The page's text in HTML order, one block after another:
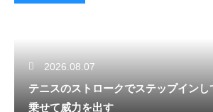
2026.08.07
テニスのストロークでステップインし
乗せて威力を出す